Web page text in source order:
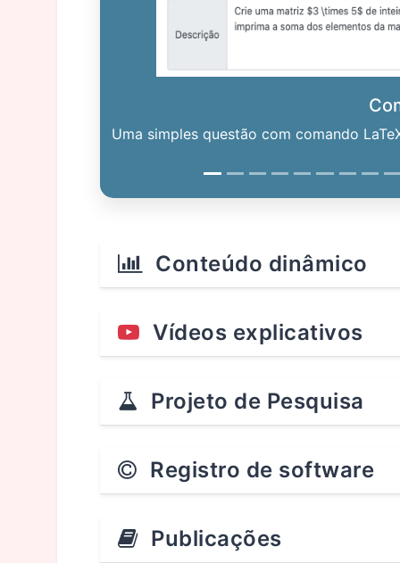
Uma simples questão com comando
Conteúdo dinâmico
Vídeos explicativos
Projeto de Pesquisa
Registro de software
Publicações